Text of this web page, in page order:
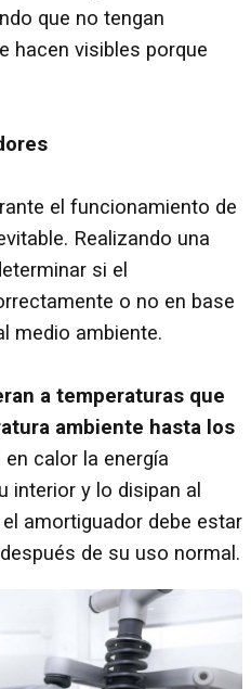
que no tengan
hacen visibles porque
el funcionamiento de
Realizando una
si el
o no en base
medio ambiente.
a temperaturas que
ambiente hasta los
calor la energía
interior y lo disipan al
amortiguador debe estar
de su uso normal.